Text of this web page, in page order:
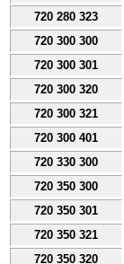
720 280 323
720 300 300
720 300 301
720 300 320
720 300 321
720 300 401
720 330 300
720 350 300
720 350 301
720 350 321
720 350 320